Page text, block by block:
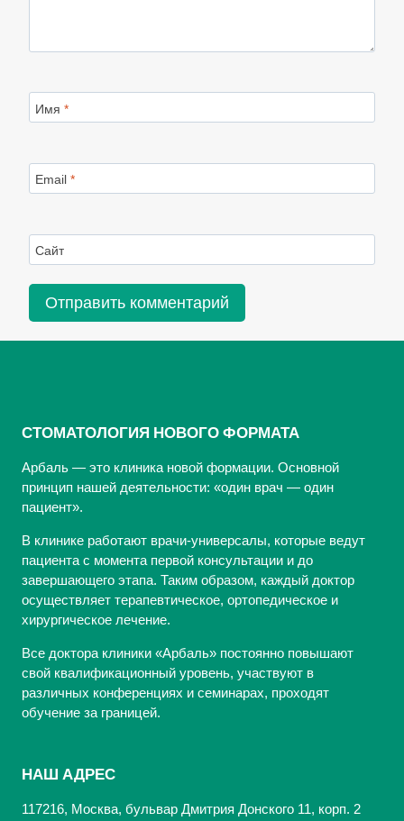
Имя *
Email *
Сайт
СТОМАТОЛОГИЯ НОВОГО ФОРМАТА
Арбаль — это клиника новой формации. Основной
принцип нашей деятельности: «один врач — один
пациент».
В клинике работают врачи-универсалы, которые ведут
пациента с момента первой консультации и до
завершающего этапа. Таким образом, каждый доктор
осуществляет терапевтическое, ортопедическое и
хирургическое лечение.
Все доктора клиники «Арбаль» постоянно повышают
свой квалификационный уровень, участвуют в
различных конференциях и семинарах, проходят
обучение за границей.
НАШ АДРЕС
117216, Москва, бульвар Дмитрия Донского 11, корп. 2